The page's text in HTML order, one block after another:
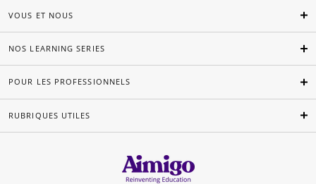
VOUS ET NOUS
NOS LEARNING SERIES
POUR LES PROFESSIONNELS
RUBRIQUES UTILES